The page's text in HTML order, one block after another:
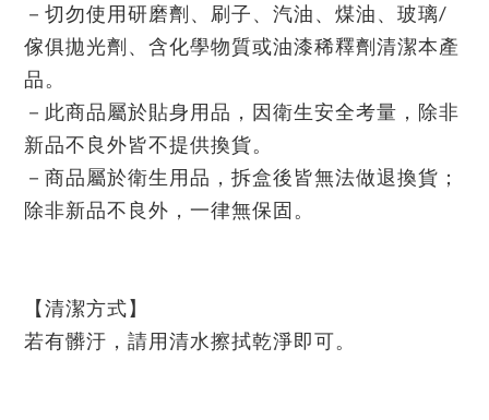
－切勿使用研磨劑、刷子、汽油、煤油、玻璃/
傢俱拋光劑、含化學物質或油漆稀釋劑清潔本產
品。
－此商品屬於貼身用品，因衛生安全考量，除非
新品不良外皆不提供換貨。
－商品屬於衛生用品，拆盒後皆無法做退換貨；
除非新品不良外，一律無保固。
【清潔方式】
若有髒汙，請用清水擦拭乾淨即可。